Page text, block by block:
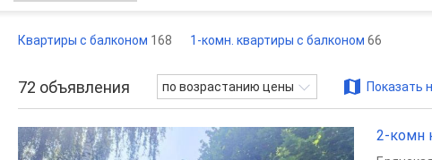
Квартиры с балконом 168 1-комн. квартиры с балконом 66
72 объявления по возрастанию цены Показать
2-комн